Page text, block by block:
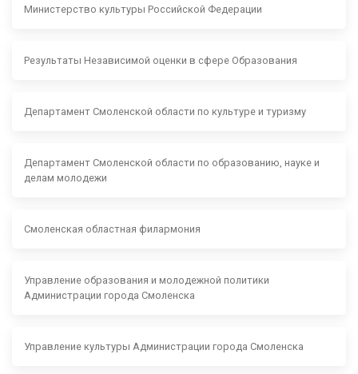
Министерство культуры Российской Федерации
Результаты Независимой оценки в сфере Образования
Департамент Смоленской области по культуре и туризму
Департамент Смоленской области по образованию, науке и
делам молодежи
Смоленская областная филармония
Управление образования и молодежной политики
Администрации города Смоленска
Управление культуры Администрации города Смоленска